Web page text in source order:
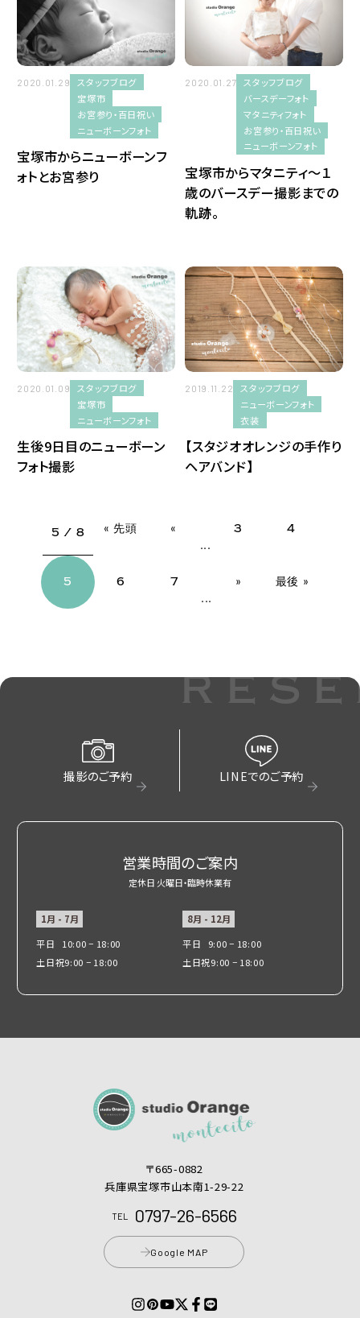
端午の節句・桃の節句
1/2成人式
猪名川町
七五三日本髪
イベント
撮影風景紹介
高槻市
西宮市
箕面市
エンゲージメントフォト
丹波市
営業日のご案内
十三詣り
大阪市
七五三ヘアスタイル
枚方市
摂津市
フォトウェディング
2020.01.29
スタッフブログ
宝塚市
お宮参り・百日祝い
ニューボーンフォト
宝塚市からニューボーンフ
ォトとお宮参り
2020.01.27
スタッフブログ
バースデーフォト
マタニティフォト
お宮参り・百日祝い
ニューボーンフォト
宝塚市からマタニティ〜１
歳のバースデー撮影までの
軌跡。
2020.01.09
スタッフブログ
宝塚市
ニューボーンフォト
生後9日目のニューボーン
フォト撮影
2019.11.22
スタッフブログ
ニューボーンフォト
衣装
【スタジオオレンジの手作り
ヘアバンド】
5 / 8 « 先頭
«
...
3 4
5 6
7
...
» 最後 »
撮影のご予約 LINEでのご予約
営業時間のご案内
定休日 火曜日・臨時休業有
1月 - 7月
平日
10:00 − 18:00
土日祝9:00 − 18:00
8月 - 12月
平日
9:00 − 18:00
土日祝9:00 − 18:00
〒665-0882
兵庫県宝塚市山本南1-29-22
TEL 0797-26-6566
Google MAP